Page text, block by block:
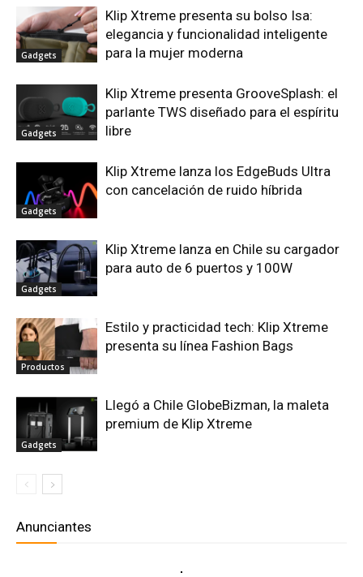
Gadgets
Klip Xtreme presenta su bolso Isa:
elegancia y funcionalidad inteligente
para la mujer moderna
Gadgets
Klip Xtreme presenta GrooveSplash: el
parlante TWS diseñado para el espíritu
libre
Gadgets
Klip Xtreme lanza los EdgeBuds Ultra
con cancelación de ruido híbrida
Gadgets
Klip Xtreme lanza en Chile su cargador
para auto de 6 puertos y 100W
Productos
Estilo y practicidad tech: Klip Xtreme
presenta su línea Fashion Bags
Gadgets
Llegó a Chile GlobeBizman, la maleta
premium de Klip Xtreme
Anunciantes